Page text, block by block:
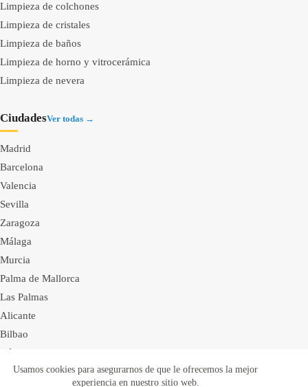
Usamos cookies para asegurarnos de que le ofrecemos la mejor
experiencia en nuestro sitio web.
Limpieza de colchones
Limpieza de cristales
Limpieza de baños
Limpieza de horno y vitrocerámica
Limpieza de nevera
CiudadesVer todas →
Madrid
Barcelona
Valencia
Sevilla
Zaragoza
Málaga
Murcia
Palma de Mallorca
Las Palmas
Alicante
Bilbao
Córdoba
Valladolid
Condiciones de uso Condiciones cliente-proveedor